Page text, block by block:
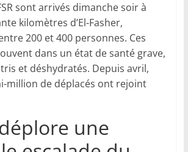
sont arrivés dimanche soir à
kilomètres d’El-Fasher,
200 et 400 personnes. Ces
dans un état de santé grave,
et déshydratés. Depuis avril,
million de déplacés ont rejoint
déplore une